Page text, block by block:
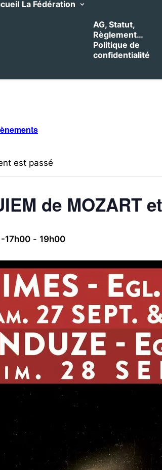
La Fédération
AG, Statut,
Règlement…
Politique de
confidentialité
est passé
de MOZART
17h00 - 19h00